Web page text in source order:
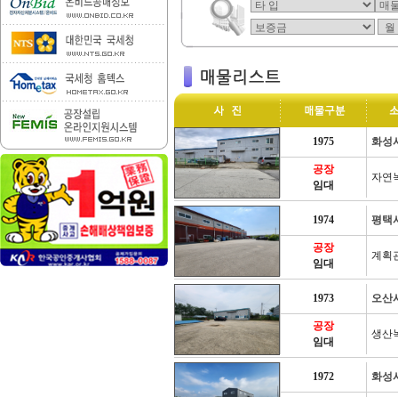
1975 화성
공장
임대
자연
1974 평택
공장
임대
계획
1973 오산
공장
임대
생산
1972 화성